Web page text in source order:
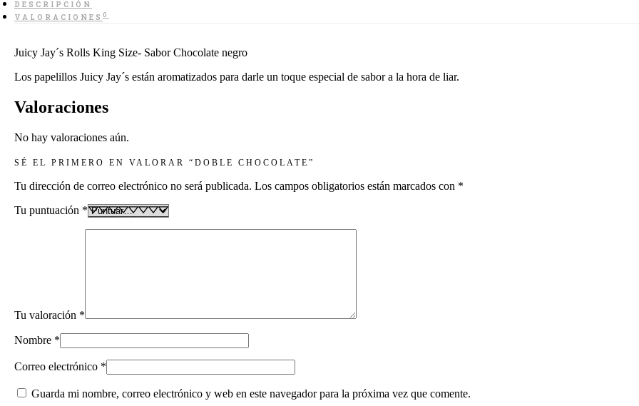
DESCRIPCIÓN
VALORACIONES 0
Juicy Jay´s Rolls King Size- Sabor Chocolate negro
Los papelillos Juicy Jay´s están aromatizados para darle un toque especial de sabor a la hora de liar.
Valoraciones
No hay valoraciones aún.
SÉ EL PRIMERO EN VALORAR “DOBLE CHOCOLATE”
Tu dirección de correo electrónico no será publicada. Los campos obligatorios están marcados con *
Tu puntuación *
Tu valoración *
Nombre *
Correo electrónico *
Guarda mi nombre, correo electrónico y web en este navegador para la próxima vez que comente.